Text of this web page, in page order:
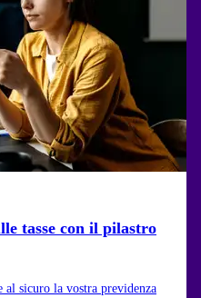
tasse con il pilastro
al sicuro la vostra previdenza